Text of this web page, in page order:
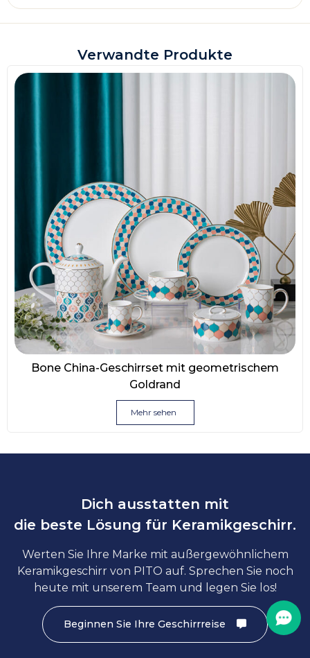
Verwandte Produkte
Bone China-Geschirrset mit geometrischem
Goldrand
Mehr sehen
Dich ausstatten mit
die beste Lösung für Keramikgeschirr.
Werten Sie Ihre Marke mit außergewöhnlichem
Keramikgeschirr von PITO auf. Sprechen Sie noch
heute mit unserem Team und legen Sie los!
Beginnen Sie Ihre Geschirrreise